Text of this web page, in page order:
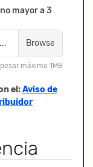
mayor a 3
máximo 1MB
el:Aviso de